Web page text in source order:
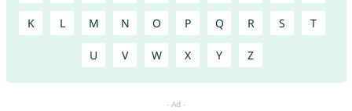
K L M N O P Q R S T
U V W X Y Z